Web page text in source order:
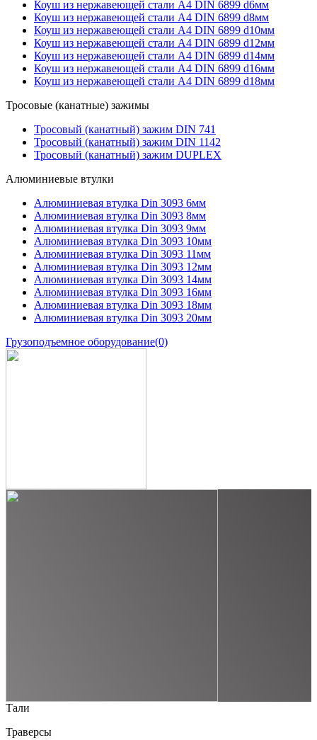
Коуш из нержавеющей стали А4 DIN 6899 d6мм
Коуш из нержавеющей стали А4 DIN 6899 d8мм
Коуш из нержавеющей стали А4 DIN 6899 d10мм
Коуш из нержавеющей стали А4 DIN 6899 d12мм
Коуш из нержавеющей стали А4 DIN 6899 d14мм
Коуш из нержавеющей стали А4 DIN 6899 d16мм
Коуш из нержавеющей стали А4 DIN 6899 d18мм
Тросовые (канатные) зажимы
Тросовый (канатный) зажим DIN 741
Тросовый (канатный) зажим DIN 1142
Тросовый (канатный) зажим DUPLEX
Алюминиевые втулки
Алюминиевая втулка Din 3093 6мм
Алюминиевая втулка Din 3093 8мм
Алюминиевая втулка Din 3093 9мм
Алюминиевая втулка Din 3093 10мм
Алюминиевая втулка Din 3093 11мм
Алюминиевая втулка Din 3093 12мм
Алюминиевая втулка Din 3093 14мм
Алюминиевая втулка Din 3093 16мм
Алюминиевая втулка Din 3093 18мм
Алюминиевая втулка Din 3093 20мм
Грузоподъемное оборудование(0)
Тали
Траверсы